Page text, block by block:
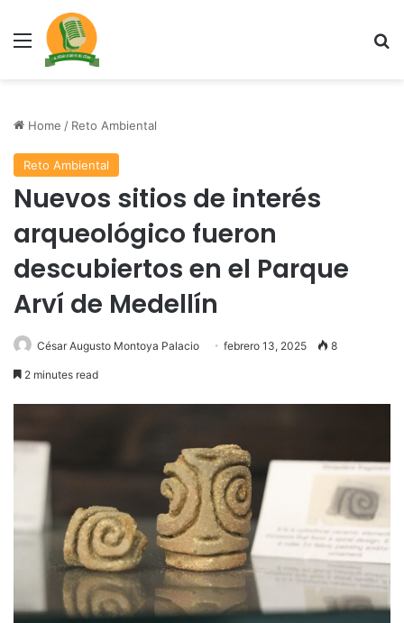
Menu
Home / Reto Ambiental
Reto Ambiental
Nuevos sitios de interés
arqueológico fueron
descubiertos en el Parque
Arví de Medellín
César Augusto Montoya Palacio febrero 13, 2025 8
2 minutes read